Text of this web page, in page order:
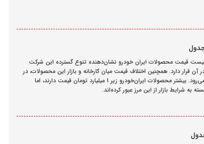
خودرو امروز 3 اردیبهشت 1404 اعلام شد. لیست قیمت محصولات ایران‌ خودرو نشان‌دهنده تنوع گسترده این شرکت
قرار دارد. همچنین اختلاف قیمت میان کارخانه و بازار این محصولات، در
کنار قیمت‌های اقتصادی از عوامل اصلی استقبال مشتریان به شمار می‌رود. بیشتر محصولات ایران‌خودرو زیر 1 میلیارد تومان قیمت‌ دارند، اما
به شرایط بازار از این مرز عبور کرده‌اند.